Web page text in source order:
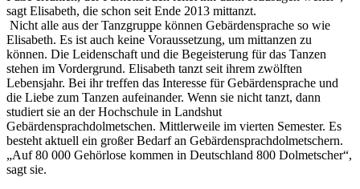
sagt Elisabeth, die schon seit Ende 2013 mittanzt.
Nicht alle aus der Tanzgruppe können Gebärdensprache so wie
Elisabeth. Es ist auch keine Voraussetzung, um mittanzen zu
können. Die Leidenschaft und die Begeisterung für das Tanzen
stehen im Vordergrund. Elisabeth tanzt seit ihrem zwölften
Lebensjahr. Bei ihr treffen das Interesse für Gebärdensprache und
die Liebe zum Tanzen aufeinander. Wenn sie nicht tanzt, dann
studiert sie an der Hochschule in Landshut
Gebärdensprachdolmetschen. Mittlerweile im vierten Semester. Es
besteht aktuell ein großer Bedarf an Gebärdensprachdolmetschern.
„Auf 80 000 Gehörlose kommen in Deutschland 800 Dolmetscher“,
sagt sie.